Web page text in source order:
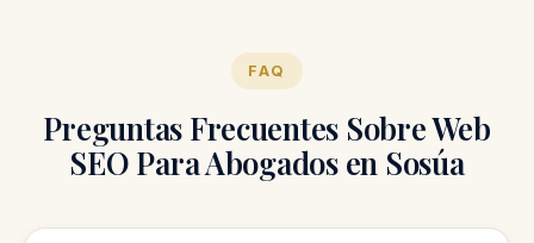
FAQ
Preguntas Frecuentes Sobre Web
SEO Para Abogados en Sosúa